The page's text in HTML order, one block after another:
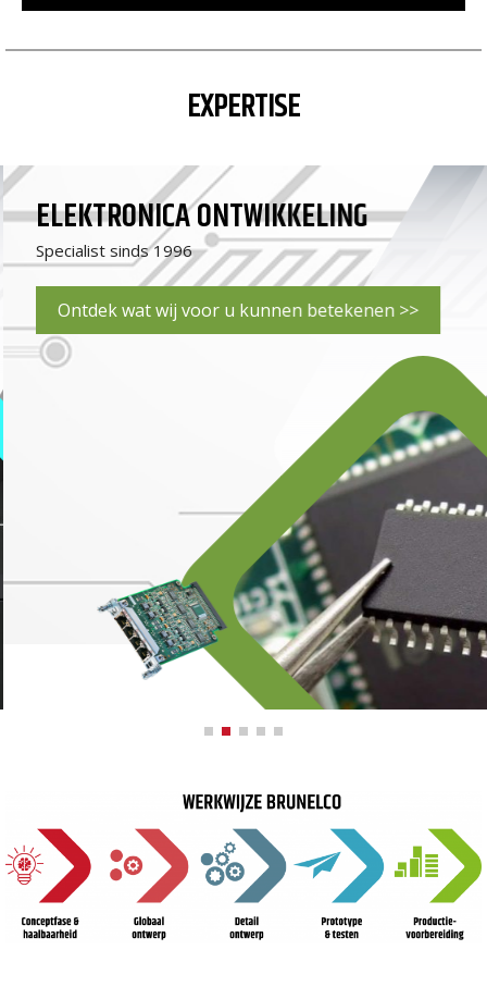
EXPERTISE
ELEKTRONICA ONTWIKKELING
Specialist sinds 1996
Ontdek wat wij voor u kunnen betekenen >>